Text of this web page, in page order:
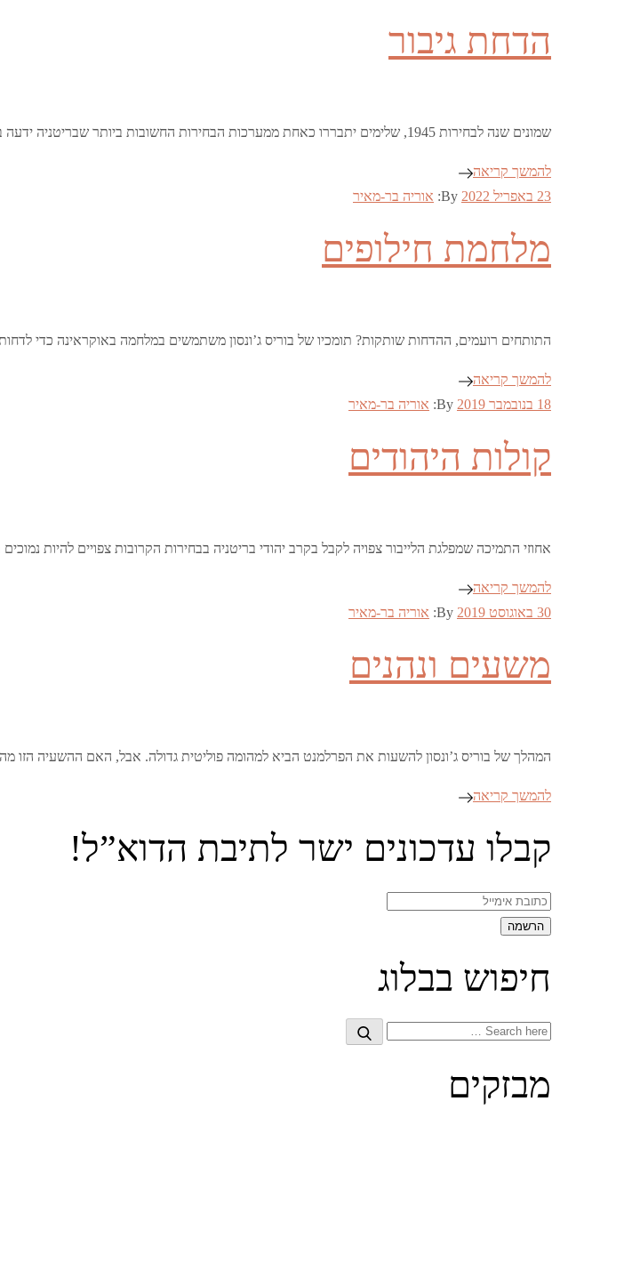
הדחת גיבור
שמונים שנה לבחירות 1945, שלימים יתבררו כאחת ממערכות הבחירות החשובות ביותר שבריטניה ידעה בעידן המודרני. האלקטורט הבריטי הפתיע אפילו את עצמו כשהדיח את גיבור המלחמה …
להמשך קריאה
Posted
23 באפריל 2022 By: אוריה בר-מאיר
מלחמת חילופים
התותחים רועמים, ההדחות שותקות? תומכיו של בוריס ג’ונסון משתמשים במלחמה באוקראינה כדי
להמשך קריאה
Posted
18 בנובמבר 2019 By: אוריה בר-מאיר
קולות היהודים
אחוזי התמיכה שמפלגת הלייבור צפויה לקבל בקרב יהודי בריטניה בבחירות הקרובות צפויים להיות
להמשך קריאה
Posted
30 באוגוסט 2019 By: אוריה בר-מאיר
משעים ונהנים
המהלך של בוריס ג’ונסון להשעות את הפרלמנט הביא למהומה פוליטית גדולה. אבל, האם ההשעיה הזו
להמשך קריאה
קבלו עדכונים ישר לתיבת הדוא”ל!
חיפוש בבלוג
Search
Search
מבזקים